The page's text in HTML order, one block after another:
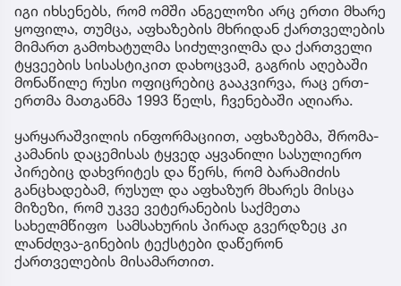
იგი იხსენებს, რომ ომში ანგელოზი არც ერთი მხარე
ყოფილა, თუმცა, აფხაზების მხრიდან ქართველების
მიმართ გამოხატულმა სიძულვილმა და ქართველი
ტყვეების სისასტიკით დახოცვამ, გაგრის აღებაში
მონაწილე რუსი ოფიცრებიც გააკვირვა, რაც ერთ-
ერთმა მათგანმა 1993 წელს, ჩვენებაში აღიარა.
ყარყარაშვილის ინფორმაციით, აფხაზებმა, შრომა-
კამანის დაცემისას ტყვედ აყვანილი სასულიერო
პირებიც დახვრიტეს და წერს, რომ ბარამიძის
განცხადებამ, რუსულ და აფხაზურ მხარეს მისცა
მიზეზი, რომ უკვე ვეტერანების საქმეთა
სახელმწიფო სამსახურის პირად გვერდზეც კი
ლანძღვა-გინების ტექსტები დაწერონ
ქართველების მისამართით.